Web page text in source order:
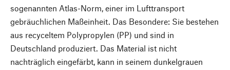
sogenannten Atlas-Norm, einer im Lufttransport
gebräuchlichen Maßeinheit. Das Besondere: Sie bestehen
aus recyceltem Polypropylen (PP) und sind in
Deutschland produziert. Das Material ist nicht
nachträglich eingefärbt, kann in seinem dunkelgrauen